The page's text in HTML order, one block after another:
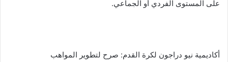
ي
على المستوى الفردي أو الجماعي.
أكاديمية نيو دراجون لكرة القدم: صرح لتطوير المواهب